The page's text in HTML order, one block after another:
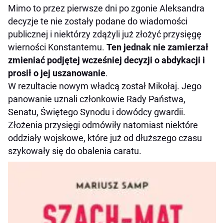
Mimo to przez pierwsze dni po zgonie Aleksandra
decyzje te nie zostały podane do wiadomości
publicznej i niektórzy zdążyli już złożyć przysięgę
wierności Konstantemu. Ten jednak nie zamierzał
zmieniać podjętej wcześniej decyzji o abdykacji i
prosił o jej uszanowanie.
W rezultacie nowym władcą został Mikołaj. Jego
panowanie uznali członkowie Rady Państwa,
Senatu, Świętego Synodu i dowódcy gwardii.
Złożenia przysięgi odmówiły natomiast niektóre
oddziały wojskowe, które już od dłuższego czasu
szykowały się do obalenia caratu.